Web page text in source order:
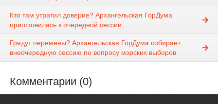
Кто там утратил доверие? Архангельская ГорДума
приготовилась к очередной сессии
Грядут перемены? Архангельская ГорДума собирает
внеочередную сессию по вопросу мэрских выборов
Комментарии (0)